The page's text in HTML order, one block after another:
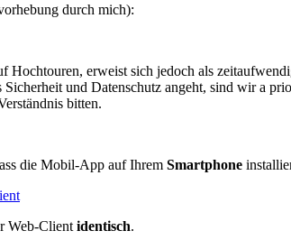
durch mich):
erweist sich jedoch als
und Datenschutz angeht, sind wir a
bitten.
die Mobil-App auf Ihrem Smartphone
Web-Client identisch.